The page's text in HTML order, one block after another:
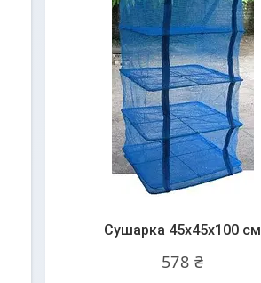
Сушарка 45x45x100 см
578 ₴